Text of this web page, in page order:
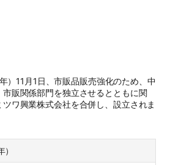
）11月1日、市販品販売強化のため、中
販関係部門を独立させるとともに関
ワ興業株式会社を合併し、設立されま